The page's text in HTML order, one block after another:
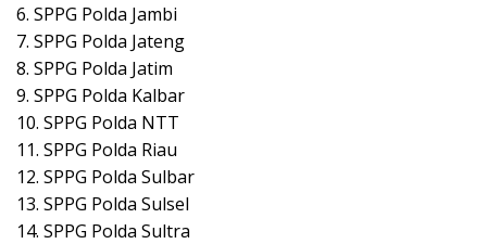
6. SPPG Polda Jambi
7. SPPG Polda Jateng
8. SPPG Polda Jatim
9. SPPG Polda Kalbar
10. SPPG Polda NTT
11. SPPG Polda Riau
12. SPPG Polda Sulbar
13. SPPG Polda Sulsel
14. SPPG Polda Sultra